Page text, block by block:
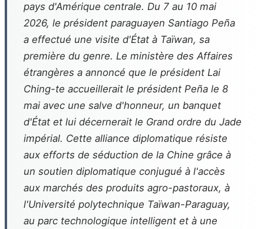
pays d'Amérique centrale. Du 7 au 10 mai
2026, le président paraguayen Santiago Peña
a effectué une visite d'État à Taïwan, sa
première du genre. Le ministère des Affaires
étrangères a annoncé que le président Lai
Ching-te accueillerait le président Peña le 8
mai avec une salve d'honneur, un banquet
d'État et lui décernerait le Grand ordre du Jade
impérial. Cette alliance diplomatique résiste
aux efforts de séduction de la Chine grâce à
un soutien diplomatique conjugué à l'accès
aux marchés des produits agro-pastoraux, à
l'Université polytechnique Taïwan-Paraguay,
au parc technologique intelligent et à une